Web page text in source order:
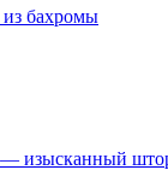
бахромы
— изысканный